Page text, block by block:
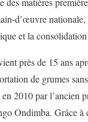
d’œuvre
et la consolidation
près de 15 ans
de grumes
2010 par l’ancien
Ondimba. Grâce à